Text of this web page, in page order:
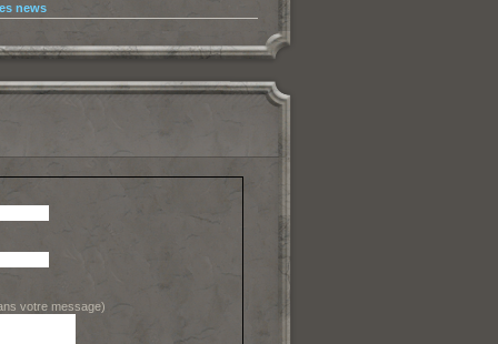
news
votre message)